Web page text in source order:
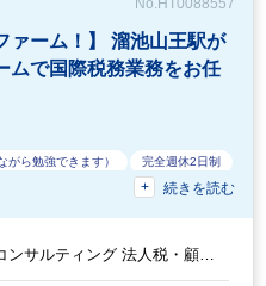
No.HT0088557
ァーム！】 溜池山王駅が
ムで国際税務業務をお任
ら勉強できます） 完全週休2日制
経験必須
業 業界知識・専門用語等のOJT
続きを読む
ンサルティング 法人税・顧問